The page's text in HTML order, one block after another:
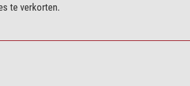
te verkorten.